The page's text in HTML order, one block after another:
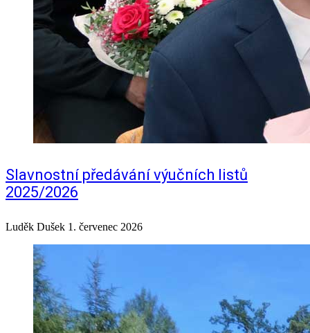
Slavnostní předávání výučních listů
2025/2026
Luděk Dušek 1. červenec 2026